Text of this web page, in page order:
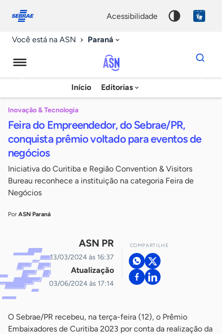
conosco
acessibilidade
Você está na ASN Paraná
Agência
Sebrae
Notícias
Início Editorias
Dados
para
chave
Inovação & Tecnologia
Feira do Empreendedor, do Sebrae/PR,
conquista prêmio voltado para eventos de
negócios
Iniciativa do Curitiba e Região Convention & Visitors
Bureau reconhece a instituição na categoria Feira de
Negócios
Por ASN Paraná
ASN PR
13/03/2024 às 16:37
Atualização
03/06/2024 às 17:14
COMPARTILHE
O Sebrae/PR recebeu, na terça-feira (12), o Prêmio
Embaixadores de Curitiba 2023 por conta da realização da